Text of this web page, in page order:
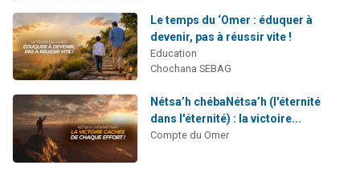
Le temps du ‘Omer : éduquer à
devenir, pas à réussir vite !
Education
Chochana SEBAG
Nétsa’h chébaNétsa’h (l'éternité
dans l'éternité) : la victoire...
Compte du Omer